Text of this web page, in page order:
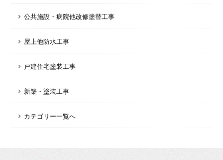
公共施設・病院他改修塗替工事
屋上他防水工事
戸建住宅塗装工事
新築・塗装工事
カテゴリー一覧へ